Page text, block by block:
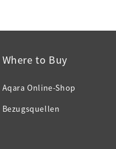
Where to Buy
Aqara Online-Shop
Bezugsquellen